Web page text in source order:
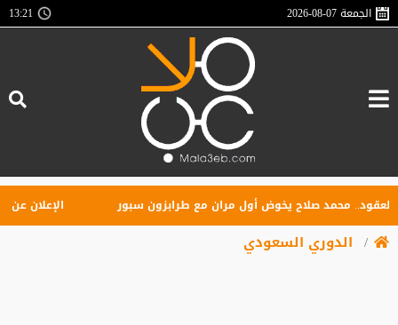
الجمعة2026-08-07
13:21
محمد صلاح يخوض أول مران مع طرابزون سبور الإعلان عن
الدوري السعودي